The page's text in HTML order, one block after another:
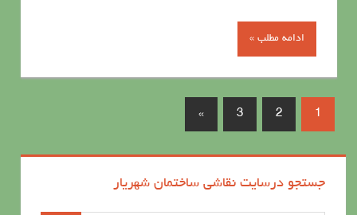
ادامه مطلب »
1
2
3
»
جستجو درسایت نقاشی ساختمان شهریار